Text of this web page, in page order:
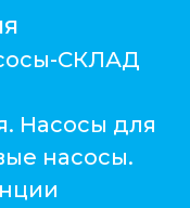
СКЛАД
Насосы для
насосы.